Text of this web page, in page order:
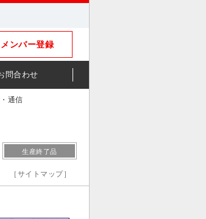
メンバー登録
問合わせ
通信
生産終了品
［サイトマップ］